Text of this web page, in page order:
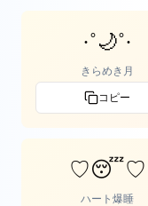
·˚🌙˚·
きらめき月
コピー
♡😴♡
ハート爆睡